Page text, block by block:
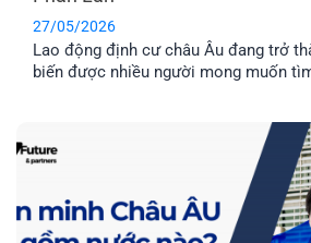
27/05/2026
Lao động định cư châu Âu đang trở
biến được nhiều người mong muốn
nhất hiện nay là Latvia và Phần Lan.
những ưu điểm riêng. Vậy đâu mới là